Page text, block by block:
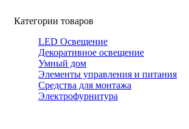
Категории товаров
LED Освещение
Декоративное освещение
Умный дом
Элементы управления и питания
Средства для монтажа
Электрофурнитура